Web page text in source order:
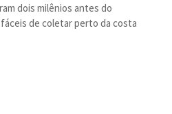
dois milênios antes do
de coletar perto da costa